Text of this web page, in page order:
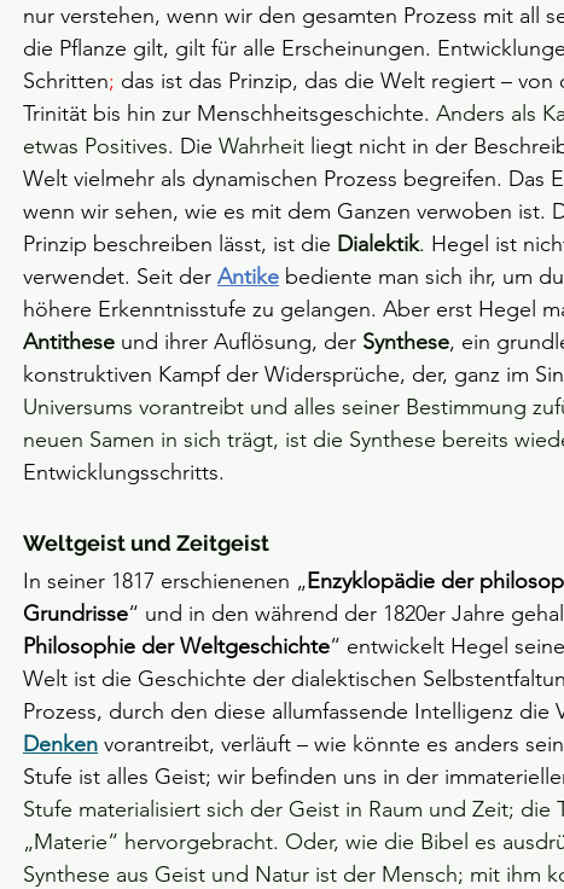
nur verstehen, wenn wir den gesamten Prozess mit all
die Pflanze gilt, gilt für alle Erscheinungen.
Schritten; das ist das Prinzip, das die Welt regiert –
Trinität bis hin zur Menschheitsgeschichte. Anders als
etwas Positives. Die Wahrheit liegt nicht in der
Welt vielmehr als dynamischen Prozess begreifen. Das
wenn wir sehen, wie es mit dem Ganzen verwoben ist.
Prinzip beschreiben lässt, ist die Dialektik. Hegel ist
verwendet. Seit der Antike bediente man sich ihr, um
höhere Erkenntnisstufe zu gelangen. Aber erst Hegel
Antithese und ihrer Auflösung, der Synthese, ein
konstruktiven Kampf der Widersprüche, der, ganz im
Universums vorantreibt und alles seiner Bestimmung
neuen Samen in sich trägt, ist die Synthese bereits
Entwicklungsschritts.
Weltgeist und Zeitgeist
In seiner 1817 erschienenen „Enzyklopädie der
Grundrisse“ und in den während der 1820er Jahre
Philosophie der Weltgeschichte“ entwickelt Hegel
Welt ist die Geschichte der dialektischen
Prozess, durch den diese allumfassende Intelligenz die
Denken vorantreibt, verläuft – wie könnte es anders
Stufe ist alles Geist; wir befinden uns in der
Stufe materialisiert sich der Geist in Raum und Zeit; die
„Materie“ hervorgebracht. Oder, wie die Bibel es
Synthese aus Geist und Natur ist der Mensch; mit ihm